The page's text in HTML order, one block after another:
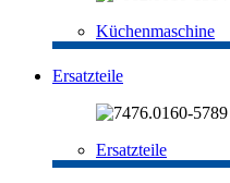
Küchenmaschine
Ersatzteile
Ersatzteile